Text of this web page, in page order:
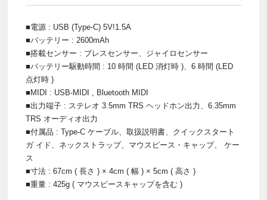
■電源 : USB (Type-C) 5V!1.5A
■バッテリー : 2600mAh
■搭載センサー : ブレスセンサー、ジャイロセンサー
■バッテリー駆動時間 : 10 時間 (LED 消灯時 )、6 時間 (LED
点灯時 )
■MIDI : USB-MIDI , Bluetooth MIDI
■出力端子 : ステレオ 3.5mm TRS ヘッドホン出力、6.35mm
TRS オーディオ出力
■付属品 : Type-C ケーブル、取扱説明書、クイックスタート
ガ イド、ネックストラップ、マウスピース・キャップ、 ケー
ス
■寸法 : 67cm ( 長さ ) × 4cm ( 幅 ) × 5cm ( 高さ )
■重量 : 425g ( マウスピースキャップを含む )